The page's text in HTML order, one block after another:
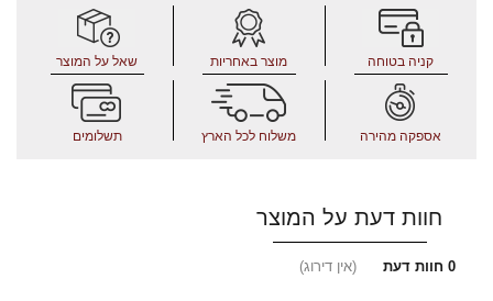
קניה בטוחה מוצר באחריות שאל על המוצר
אספקה מהירה משלוח לכל הארץ תשלומים
חוות דעת על המוצר
0 חוות דעת (אין דירוג)